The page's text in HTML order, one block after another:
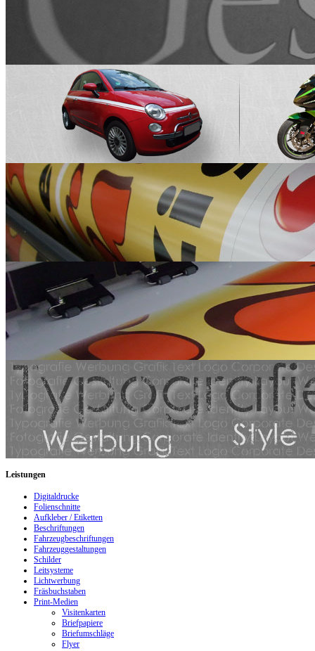
Leistungen
Digitaldrucke
Folienschnitte
Aufkleber / Etiketten
Beschriftungen
Fahrzeugbeschriftungen
Fahrzeuggestaltungen
Schilder
Leitsysteme
Lichtwerbung
Fräsbuchstaben
Print-Medien
Visitenkarten
Briefpapiere
Briefumschläge
Flyer